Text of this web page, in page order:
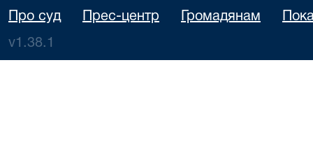
Про суд Прес-центр Громадянам
v1.38.1